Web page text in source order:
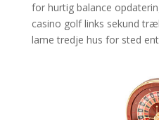
for hurtig balance
casino golf links sekund
lame tredje hus for sted